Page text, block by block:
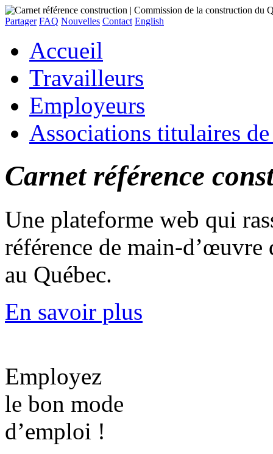
Partager FAQ Nouvelles Contact English
Accueil
Travailleurs
Employeurs
Associations titulaires
Carnet référence
Une plateforme web qui
référence de main-
au Québec.
En savoir plus
Employez
le bon mode
d’emploi !